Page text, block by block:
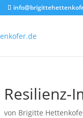
Resilienz-
von Brigitte